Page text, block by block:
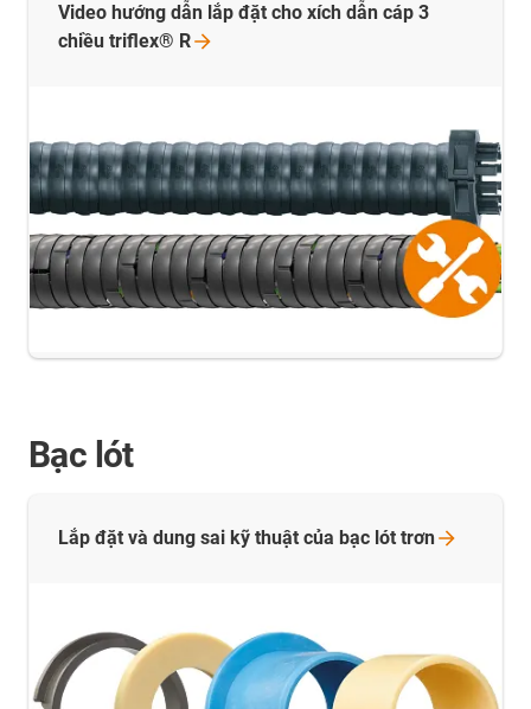
Video hướng dẫn lắp đặt cho xích dẫn cáp 3
chiều triflex® R
Bạc lót
Lắp đặt và dung sai kỹ thuật của bạc lót trơn